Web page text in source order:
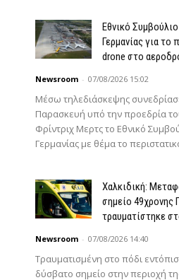
Εθνικό
Γερμανίας για το
drone στο
Newsroom - 07/08/2026 15:02
Μέσω τηλεδιάσκεψης
Παρασκευή υπό την προεδρία
Φρίντριχ Μερτς το Εθνικό
Γερμανίας με θέμα το
Χαλκιδική:
σημείο 49χρονης
τραυματίστηκε
Newsroom - 07/08/2026 14:40
Τραυματισμένη στο πόδι
δύσβατο σημείο στην περιοχή